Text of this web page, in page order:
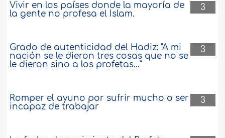
3
Vivir en los países donde la mayoría de
la gente no profesa el Islam.
3
Grado de autenticidad del Hadiz: "A mi
nación se le dieron tres cosas que no se
le dieron sino a los profetas..."
3
Romper el ayuno por sufrir mucho o ser
incapaz de trabajar